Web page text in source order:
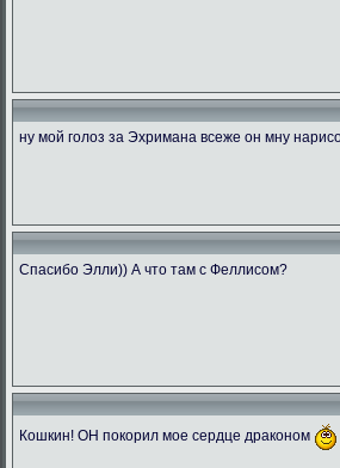
ну мой голоз за Эхримана всеже он мну
Спасибо Элли)) А что там с Феллисом?
Кошкин! ОН покорил мое сердце драконом